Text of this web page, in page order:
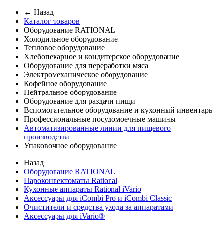
← Назад
Каталог товаров
Оборудование RATIONAL
Холодильное оборудование
Тепловое оборудование
Хлебопекарное и кондитерское оборудование
Оборудование для переработки мяса
Электромеханическое оборудование
Кофейное оборудование
Нейтральное оборудование
Оборудование для раздачи пищи
Вспомогательное оборудование и кухонный инвентарь
Профессиональные посудомоечные машины
Автоматизированные линии для пищевого
производства
Упаковочное оборудование
Назад
Оборудование RATIONAL
Пароконвектоматы Rational
Кухонные аппараты Rational iVario
Аксессуары для iCombi Pro и iCombi Classic
Очистители и средства ухода за аппаратами
Аксессуары для iVario®